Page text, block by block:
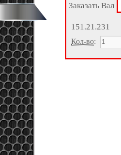
Заказать Вал
151.21.231
Кол-во: